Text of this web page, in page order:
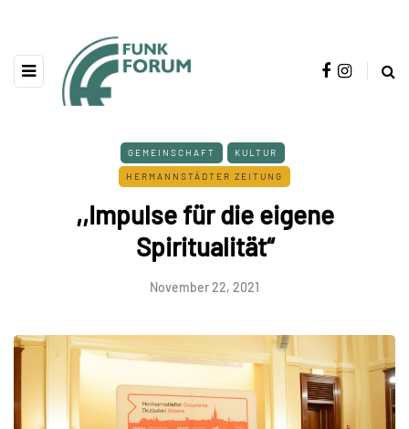
GEMEINSCHAFT KULTUR
HERMANNSTÄDTER ZEITUNG
,,Impulse für die eigene
Spiritualität“
November 22, 2021